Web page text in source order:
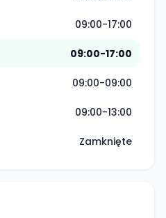
09:00-17:00
09:00-17:00
09:00-09:00
09:00-13:00
Zamknięte